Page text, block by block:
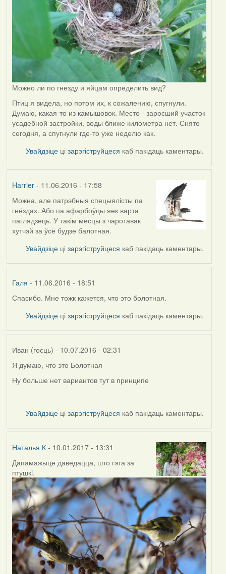
Можно ли по гнезду и яйцам определить вид?
Птиц я видела, но потом их, к сожалению, спугнули.
Думаю, какая-то из камышовок. Место - заросший участок
усадебной застройки, воды ближе километра нет. Снято
сегодня, а спугнули где-то уже неделю как.
Увайдзіце цізарэгіструйцеся каб пакідаць каментары.
Harrier- 11.06.2016 - 17:58
Можна, але патрэбныя спецыялісты па
гнёздах. Або па афарбоўцы яек варта
паглядзець. У такім месцы з чаротавак
хутчэй за ўсё будзе балотная.
Увайдзіце цізарэгіструйцеся каб пакідаць каментары.
Галя - 11.06.2016 - 18:51
In
reply
by
Спасибо. Мне тожк кажется, что это болотная.
Увайдзіце цізарэгіструйцеся каб пакідаць каментары.
Иван (госць) - 10.07.2016 - 02:31
Я думаю, что это Болотная
Ну больше нет вариантов тут в принципе
Увайдзіце цізарэгіструйцеся каб пакідаць каментары.
Наталья К- 10.01.2017 - 13:31
Дапамажыце даведацца, што гэта за
птушкi.